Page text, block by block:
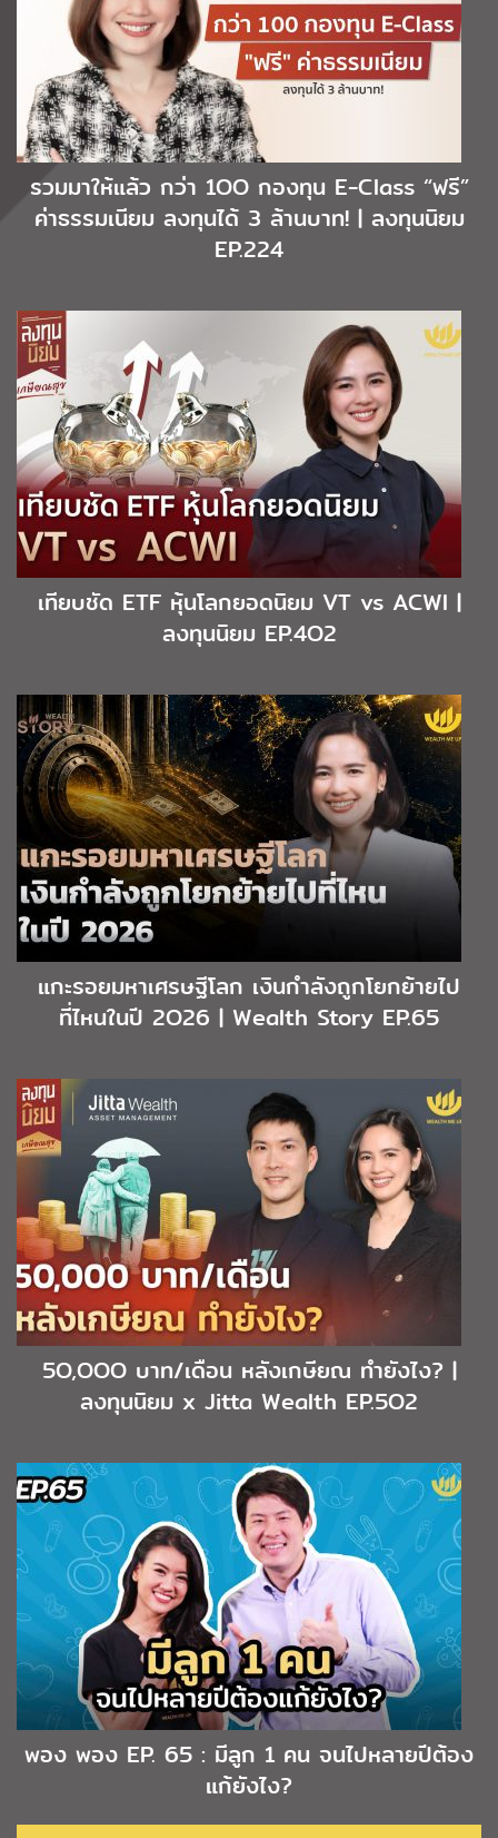
รวมมาให้แล้ว กว่า 1OO กองทุน E-Class “ฟรี”
ค่าธรรมเนียม ลงทุนได้ 3 ล้านบาท! | ลงทุนนิยม
EP.224
เทียบชัด ETF หุ้นโลกยอดนิยม VT vs ACWI |
ลงทุนนิยม EP.4O2
แกะรอยมหาเศรษฐีโลก เงินกำลังถูกโยกย้ายไป
ที่ไหนในปี 2O26 | Wealth Story EP.65
5O,OOO บาท/เดือน หลังเกษียณ ทำยังไง? |
ลงทุนนิยม x Jitta Wealth EP.5O2
พอง พอง EP. 65 : มีลูก 1 คน จนไปหลายปีต้อง
แก้ยังไง?